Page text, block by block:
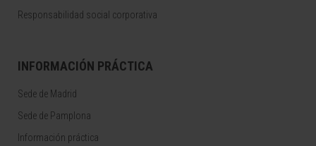
Responsabilidad social corporativa
INFORMACIÓN PRÁCTICA
Sede de Madrid
Sede de Pamplona
Información práctica